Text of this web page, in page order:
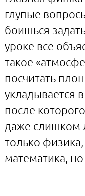
глупые
боишься
уроке все
такое
посчитать
укладывается
после
даже слишком
только
математика,